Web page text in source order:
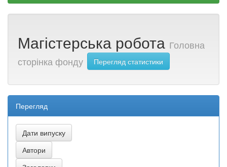
Магістерська робота Головна
сторінка фонду
Перегляд статистики
Перегляд